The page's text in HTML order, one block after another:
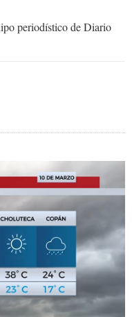
periodístico de Diario